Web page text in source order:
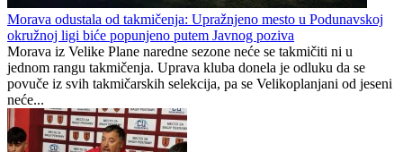
Morava odustala od takmičenja: Upražnjeno mesto u Podunavskoj
okružnoj ligi biće popunjeno putem Javnog poziva
Morava iz Velike Plane naredne sezone neće se takmičiti ni u
jednom rangu takmičenja. Uprava kluba donela je odluku da se
povuče iz svih takmičarskih selekcija, pa se Velikoplanjani od jeseni
neće...